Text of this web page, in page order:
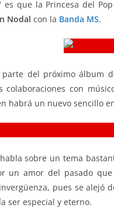
p k
es que la Princesa del
Nodal con la Banda MS.
parte del próximo álbum
colaboraciones con
habrá un nuevo sencillo
sobre un tema
un amor del pasado
pues se alejó
ser especial y eterno.